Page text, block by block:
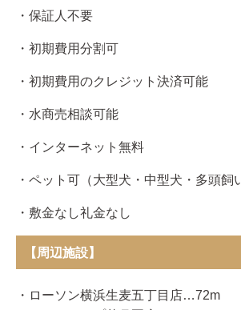
・保証人不要
・初期費用分割可
・初期費用のクレジット決済可能
・水商売相談可能
・インターネット無料
・ペット可（大型犬・中型犬・多頭飼
・敷金なし礼金なし
【周辺施設】
・ローソン横浜生麦五丁目店…72m